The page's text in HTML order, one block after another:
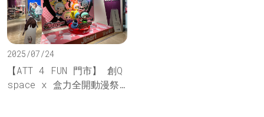
2025/07/24
【ATT 4 FUN 門市】 創Q
space x 盒力全開動漫祭